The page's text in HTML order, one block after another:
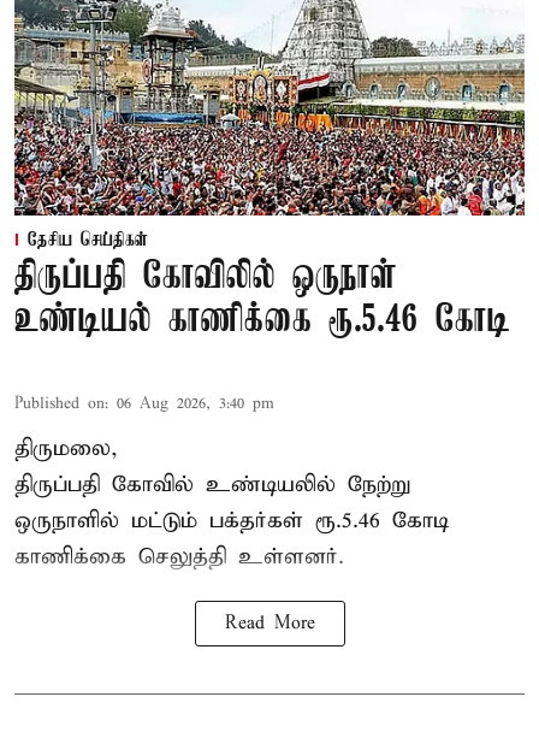
தேசிய செய்திகள்
திருப்பதி கோவிலில் ஒருநாள்
உண்டியல் காணிக்கை ரூ.5.46 கோடி
Published on: 06 Aug 2026, 3:40 pm
திருமலை,
திருப்பதி கோவில் உண்டியலில் நேற்று
ஒருநாளில் மட்டும் பக்தர்கள் ரூ.5.46 கோடி
காணிக்கை செலுத்தி உள்ளனர்.
Read More